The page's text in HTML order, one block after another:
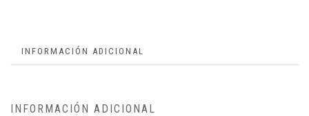
INFORMACIÓN ADICIONAL
INFORMACIÓN ADICIONAL